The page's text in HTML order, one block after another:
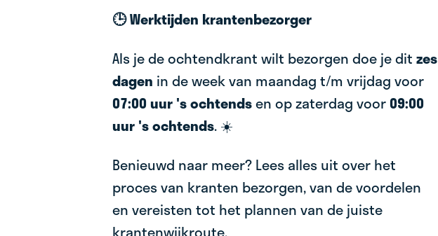
🕒 Werktijden krantenbezorger
Als je de ochtendkrant wilt bezorgen doe je dit zes
dagen in de week van maandag t/m vrijdag voor
07:00 uur 's ochtendsen op zaterdag voor09:00
uur 's ochtends. ☀️
Benieuwd naar meer? Lees alles uit over het
proces van kranten bezorgen, van de voordelen
en vereisten tot het plannen van de juiste
krantenwijkroute.